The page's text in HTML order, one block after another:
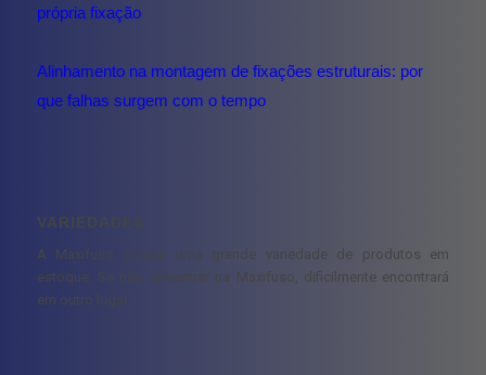
própria fixação
Alinhamento na montagem de fixações estruturais: por
que falhas surgem com o tempo
VARIEDADES
A Maxifuso possui uma grande variedade de produtos em
estoque. Se não encontrar na Maxifuso, dificilmente encontrará
em outro lugar.